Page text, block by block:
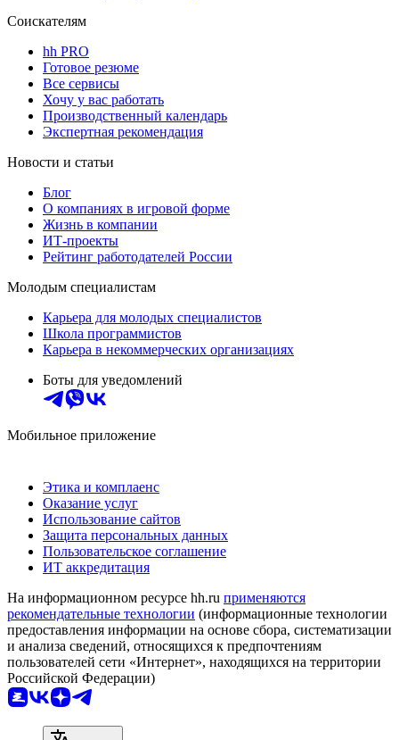
Соискателям
hh PRO
Готовое резюме
Все сервисы
Хочу у вас работать
Производственный календарь
Экспертная рекомендация
Новости и статьи
Блог
О компаниях в игровой форме
Жизнь в компании
ИТ-проекты
Рейтинг работодателей России
Молодым специалистам
Карьера для молодых специалистов
Школа программистов
Карьера в некоммерческих организациях
Боты для уведомлений
Мобильное приложение
Этика и комплаенс
Оказание услуг
Использование сайтов
Защита персональных данных
Пользовательское соглашение
ИТ аккредитация
На информационном ресурсе hh.ru применяются
рекомендательные технологии (информационные технологии
предоставления информации на основе сбора, систематизации
и анализа сведений, относящихся к предпочтениям
пользователей сети «Интернет», находящихся на территории
Российской Федерации)